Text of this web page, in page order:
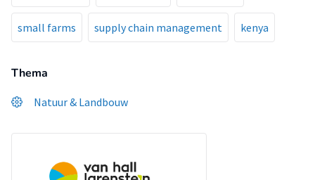
small farms supply chain management kenya
Thema
Natuur & Landbouw